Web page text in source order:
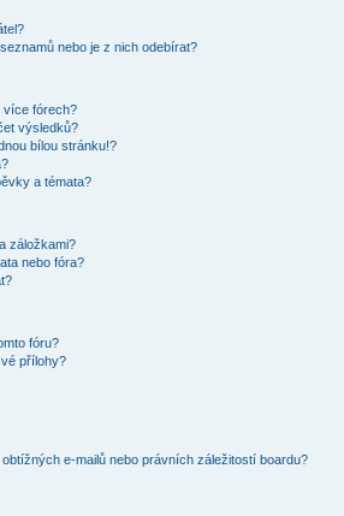
nebo je z nich odebírat?
více fórech?
výsledků?
bílou stránku!?
a témata?
záložkami?
nebo fóra?
fóru?
přílohy?
e-mailů nebo právních záležitostí boardu?